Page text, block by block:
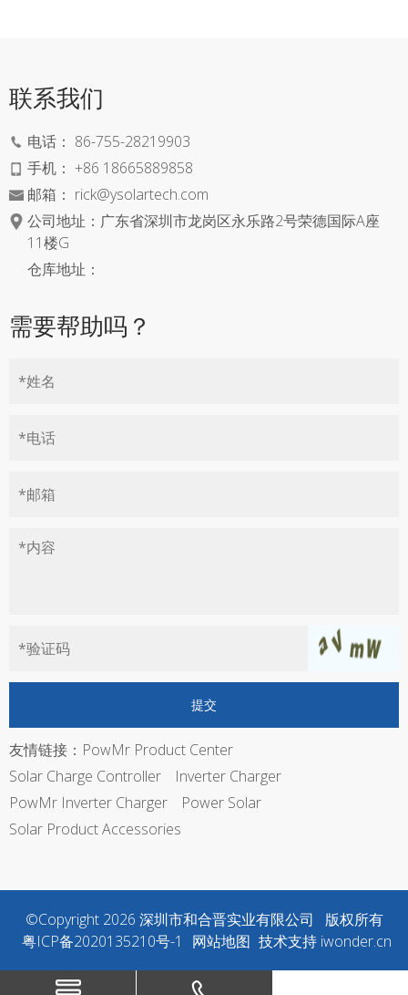
联系我们
电话： 86-755-28219903
手机： +86 18665889858
邮箱： rick@ysolartech.com
公司地址：广东省深圳市龙岗区永乐路2号荣德国际A座
11楼G
仓库地址：
需要帮助吗？
友情链接： PowMr Product Center
Solar Charge Controller
Inverter Charger
PowMr Inverter Charger
Power Solar
Solar Product Accessories
©Copyright 2026 深圳市和合晋实业有限公司 版权所有
粤ICP备2020135210号-1
网站地图 技术支持 iwonder.cn